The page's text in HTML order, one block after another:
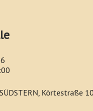
Körtestraße